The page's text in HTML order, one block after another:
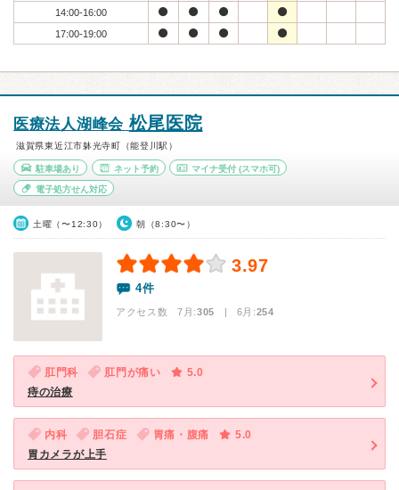
14:00-16:00
17:00-19:00
医療法人湖峰会 松尾医院
滋賀県東近江市躰光寺町（能登川駅）
駐車場あり ネット予約 マイナ受付 (スマホ可)
電子処方せん対応
土曜（〜12:30） 朝（8:30〜）
3.97
4件
アクセス数 7月:305 | 6月:254
肛門科 肛門が痛い
5.0
痔の治療
内科 胆石症 胃痛・腹痛
5.0
胃カメラが上手